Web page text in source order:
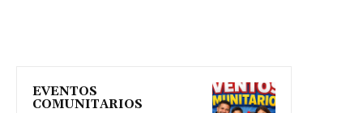
EVENTOS
COMUNITARIOS